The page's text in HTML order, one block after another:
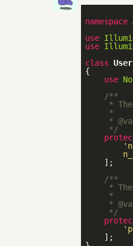
namespace
use
use
class User
{
use
/**
*
     *
     *
     */
    ];
/**
*
     *
     *
     */
    ];